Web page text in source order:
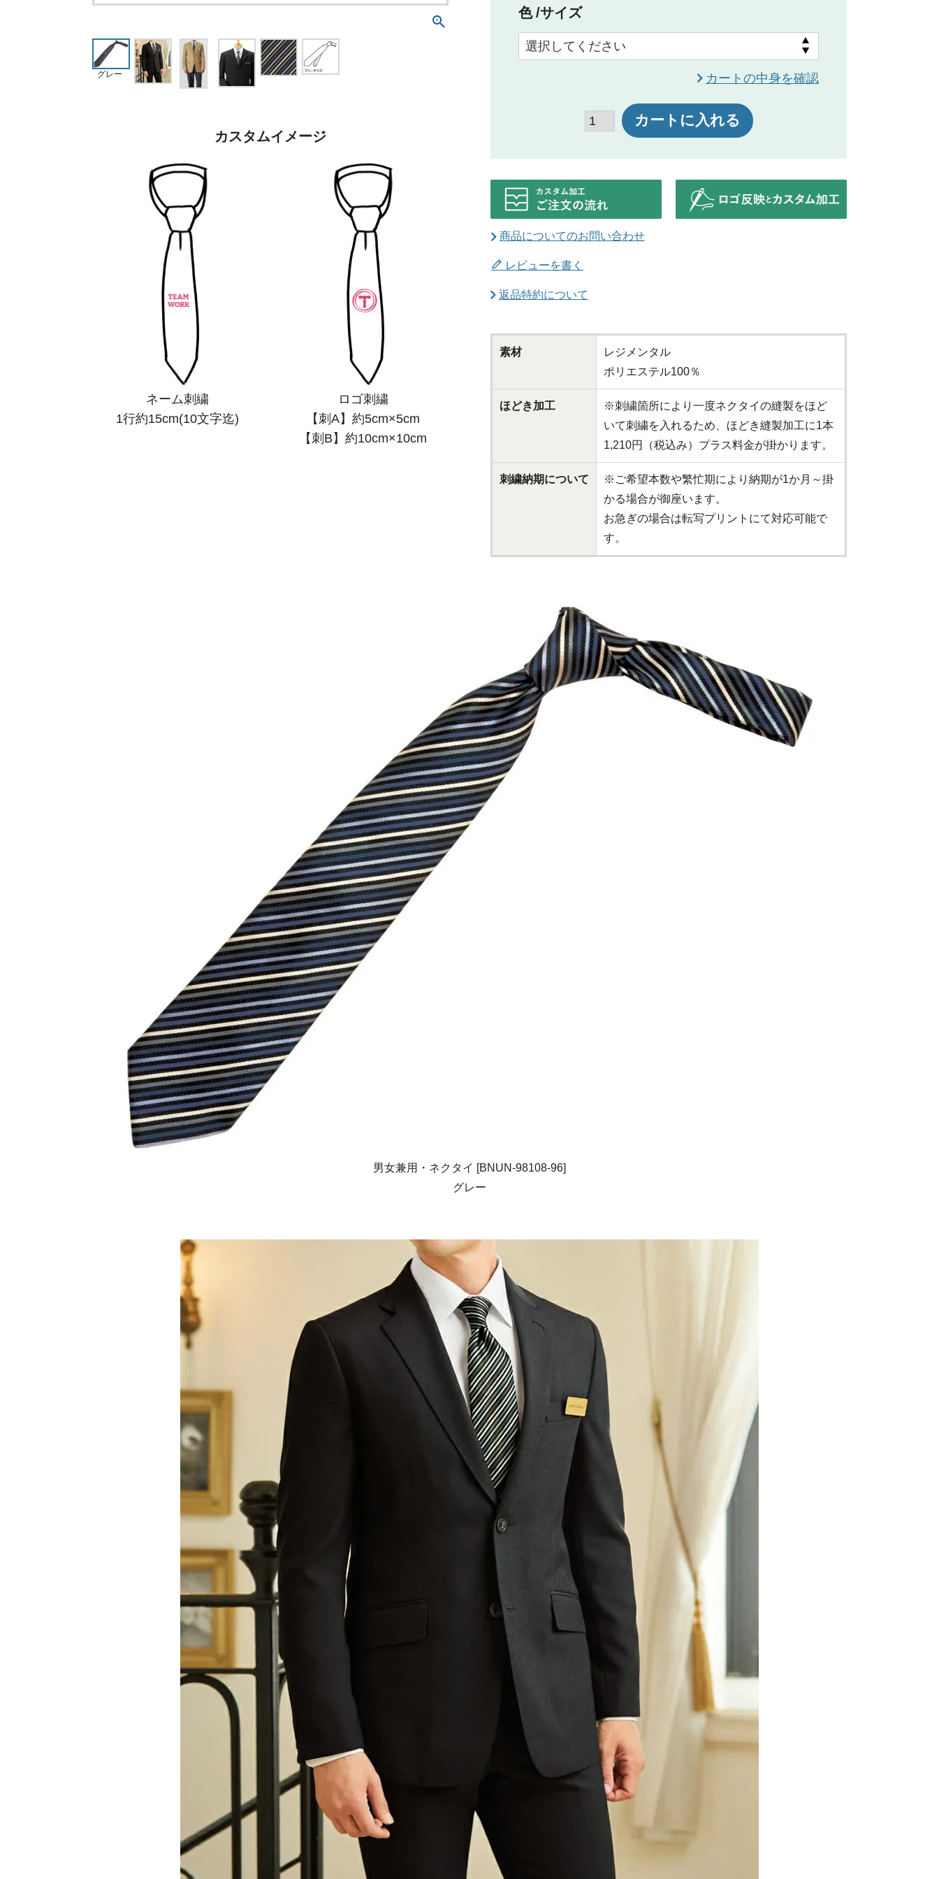
グレー
色 サイズ
カートの中身を確認
カートに入れる
商品についてのお問い合わせ
レビューを書く
返品特約について
素材
レジメンタル
ポリエステル100％
ほどき加工
※刺繍箇所により一度ネクタイの縫製をほど
いて刺繍を入れるため、ほどき縫製加工に1本
1,210円（税込み）プラス料金が掛かります。
刺繍納期について
※ご希望本数や繁忙期により納期が1か月～掛
かる場合が御座います。
お急ぎの場合は転写プリントにて対応可能で
す。
カスタムイメージ
ネーム刺繍
1行約15cm(10文字迄)
ロゴ刺繍
【刺A】約5cm×5cm
【刺B】約10cm×10cm
男女兼用・ネクタイ [BNUN-98108-96]
グレー